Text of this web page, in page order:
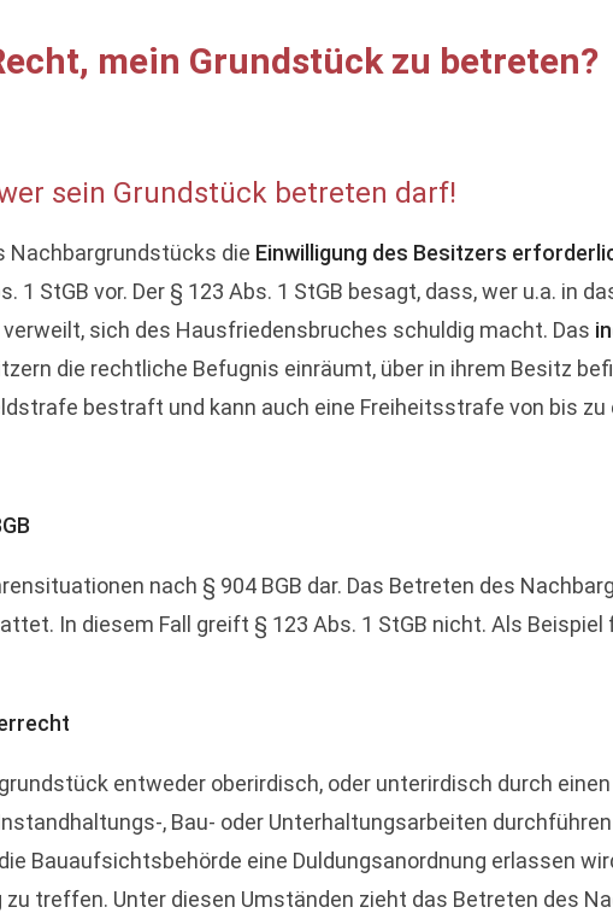
mein Grundstück zu betreten?
sein Grundstück betreten darf!
Nachbargrundstücks die Einwilligung des Besitzers
1 StGB vor. Der § 123 Abs. 1 StGB besagt, dass, wer u.a. in
sich des Hausfriedensbruches schuldig macht. Das
die rechtliche Befugnis einräumt, über in ihrem Besitz
bestraft und kann auch eine Freiheitsstrafe von bis zu
nach § 904 BGB dar. Das Betreten des
In diesem Fall greift § 123 Abs. 1 StGB nicht. Als
entweder oberirdisch, oder unterirdisch durch
, Bau- oder Unterhaltungsarbeiten
Bauaufsichtsbehörde eine Duldungsanordnung erlassen
zu treffen. Unter diesen Umständen zieht das Betreten des